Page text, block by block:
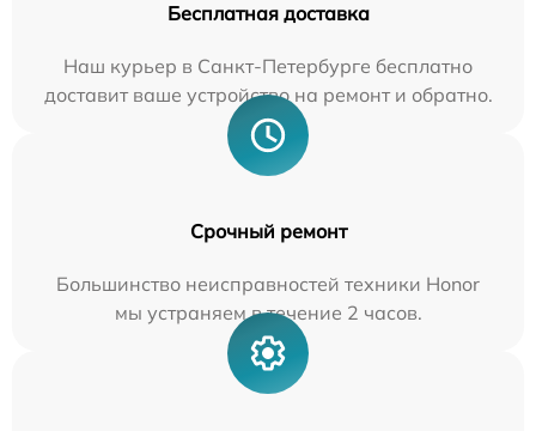
Бесплатная доставка
Наш курьер в Санкт-Петербурге бесплатно
доставит ваше устройство на ремонт и обратно.
Срочный ремонт
Большинство неисправностей техники Honor
мы устраняем в течение 2 часов.